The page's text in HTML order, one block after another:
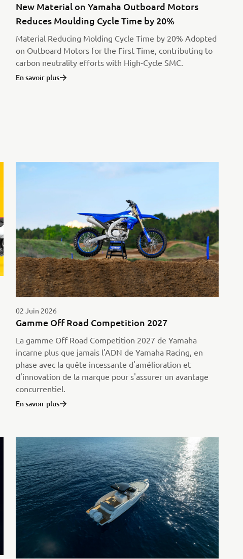
New Material on Yamaha Outboard Motors
Reduces Moulding Cycle Time by 20%
Material Reducing Molding Cycle Time by 20% Adopted
on Outboard Motors for the First Time, contributing to
carbon neutrality efforts with High-Cycle SMC.
En savoir plus
02 Juin 2026
Gamme Off Road Competition 2027
La gamme Off Road Competition 2027 de Yamaha
incarne plus que jamais l'ADN de Yamaha Racing, en
phase avec la quête incessante d'amélioration et
d'innovation de la marque pour s'assurer un avantage
concurrentiel.
En savoir plus